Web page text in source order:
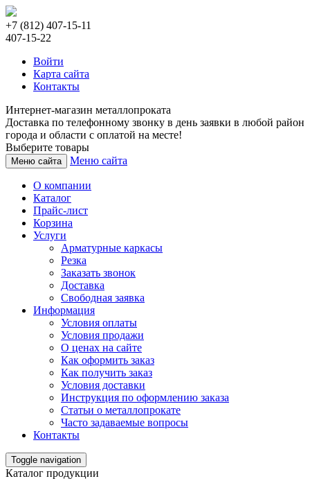
+7 (812) 407-15-11
407-15-22
Войти
Карта сайта
Контакты
Интернет-магазин металлопроката
Доставка по телефонному звонку в день заявки в любой район
города и области с оплатой на месте!
Выберите товары
Меню сайта Меню сайта
О компании
Каталог
Прайс-лист
Корзина
Услуги
Арматурные каркасы
Резка
Заказать звонок
Доставка
Свободная заявка
Информация
Условия оплаты
Условия продажи
О ценах на сайте
Как оформить заказ
Как получить заказ
Условия доставки
Инструкция по оформлению заказа
Статьи о металлопрокате
Часто задаваемые вопросы
Контакты
Toggle navigation
Каталог продукции